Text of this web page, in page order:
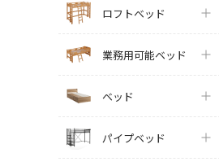
ロフトベッド
業務用可能ベッド
ベッド
パイプベッド